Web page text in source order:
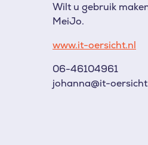
Wilt u gebruik
MeiJo.
www.it-oersicht.nl
06-46104961
johanna@it-